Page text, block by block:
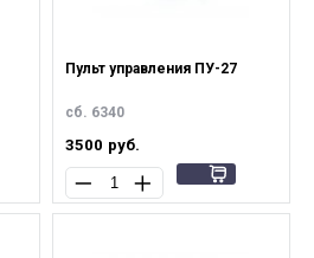
Пульт управления ПУ-27
сб. 6340
3500 руб.